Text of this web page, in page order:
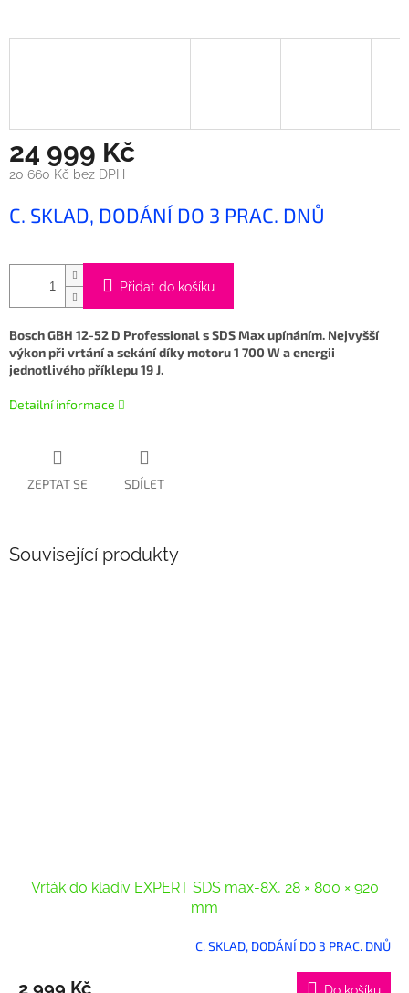
24 999 Kč
20 660 Kč bez DPH
cena:
C. SKLAD, DODÁNÍ DO 3 PRAC. DNŮ
Přidat do košíku
Bosch GBH 12-52 D Professional s SDS Max upínáním. Nejvyšší
výkon při vrtání a sekání díky motoru 1 700 W a energii
jednotlivého příklepu 19 J.
Detailní informace
ZEPTAT SE SDÍLET
Související produkty
Vrták do kladiv EXPERT SDS max-8X, 28 × 800 × 920
mm
C. SKLAD, DODÁNÍ DO 3 PRAC. DNŮ